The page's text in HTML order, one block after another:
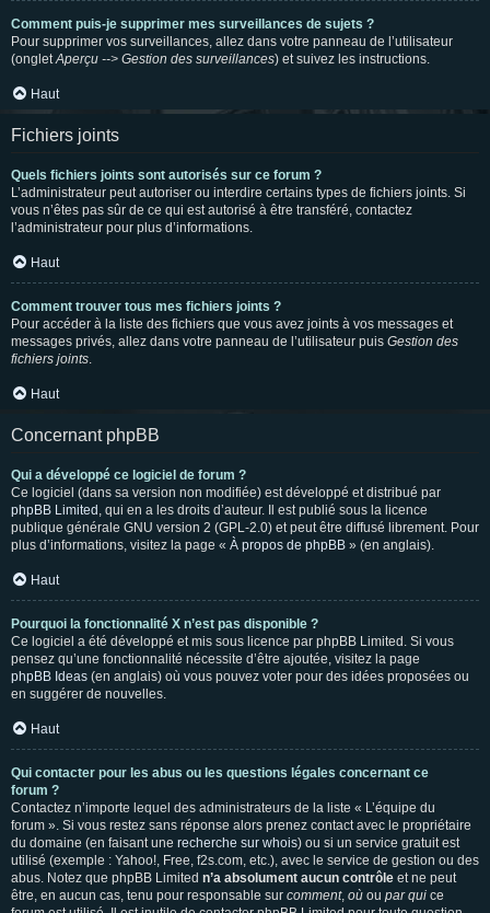
Comment puis-je supprimer mes surveillances de sujets ?
Pour supprimer vos surveillances, allez dans votre panneau de l’utilisateur
(ongletAperçu --> Gestion des surveillances) et suivez les instructions.
Haut
Fichiers joints
Quels fichiers joints sont autorisés sur ce forum ?
L’administrateur peut autoriser ou interdire certains types de fichiers joints. Si
vous n’êtes pas sûr de ce qui est autorisé à être transféré, contactez
l’administrateur pour plus d’informations.
Haut
Comment trouver tous mes fichiers joints ?
Pour accéder à la liste des fichiers que vous avez joints à vos messages et
messages privés, allez dans votre panneau de l’utilisateur puis Gestion des
fichiers joints.
Haut
Concernant phpBB
Qui a développé ce logiciel de forum ?
Ce logiciel (dans sa version non modifiée) est développé et distribué par
phpBB Limited , qui en a les droits d’auteur. Il est publié sous la licence
publique générale GNU version 2 (GPL-2.0) et peut être diffusé librement. Pour
plus d’informations, visitez la page « À propos de phpBB » (en anglais).
Haut
Pourquoi la fonctionnalité X n’est pas disponible ?
Ce logiciel a été développé et mis sous licence par phpBB Limited. Si vous
pensez qu’une fonctionnalité nécessite d’être ajoutée, visitez la page
phpBB Ideas (en anglais) où vous pouvez voter pour des idées proposées ou
en suggérer de nouvelles.
Haut
Qui contacter pour les abus ou les questions légales concernant ce
forum ?
Contactez n’importe lequel des administrateurs de la liste « L’équipe du
forum ». Si vous restez sans réponse alors prenez contact avec le propriétaire
du domaine (en faisant une recherche sur whois) ou si un service gratuit est
utilisé (exemple : Yahoo!, Free, f2s.com, etc.), avec le service de gestion ou des
abus. Notez que phpBB Limited n’a absolument aucun contrôle et ne peut
être, en aucun cas, tenu pour responsable sur comment, où ou par qui ce